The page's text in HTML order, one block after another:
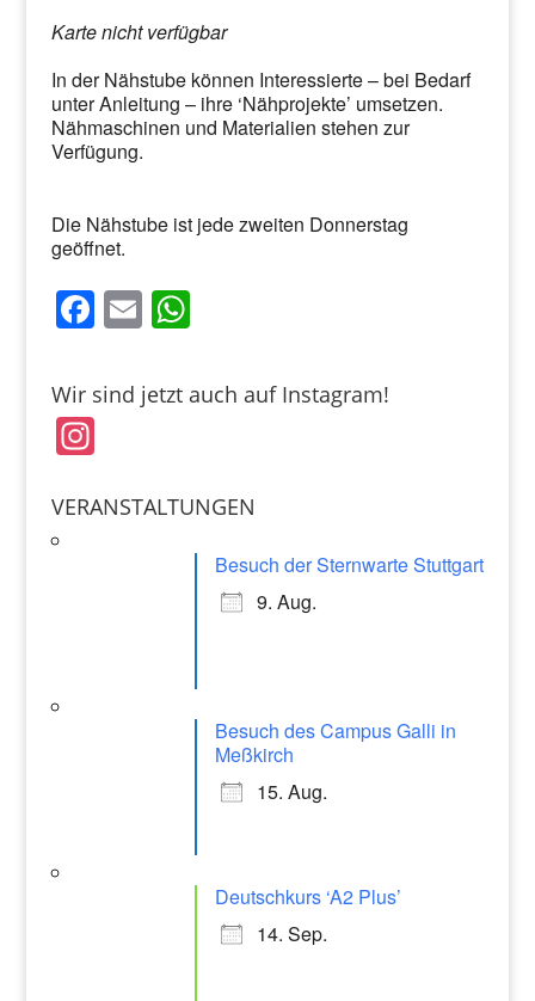
Karte nicht verfügbar
In der Nähstube können Interessierte – bei Bedarf
unter Anleitung – ihre ‘Nähprojekte’ umsetzen.
Nähmaschinen und Materialien stehen zur
Verfügung.
Die Nähstube ist jede zweiten Donnerstag
geöffnet.
F
c
e
b
o
E
ai
l
W
at
p
Wir sind jetzt auch auf Instagram!
In
a
VERANSTALTUNGEN
Besuch der Sternwarte Stuttgart
9. Aug.
Besuch des Campus Galli in
Meßkirch
15. Aug.
Deutschkurs ‘A2 Plus’
14. Sep.